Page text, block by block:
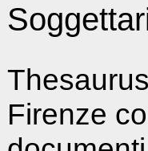
Firenze